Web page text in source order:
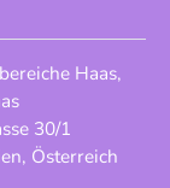
Haas,
30/1
Österreich